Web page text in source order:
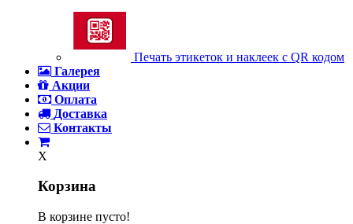
Печать этикеток и наклеек с QR кодом
Галерея
Акции
Оплата
Доставка
Контакты
X
Корзина
В корзине пусто!